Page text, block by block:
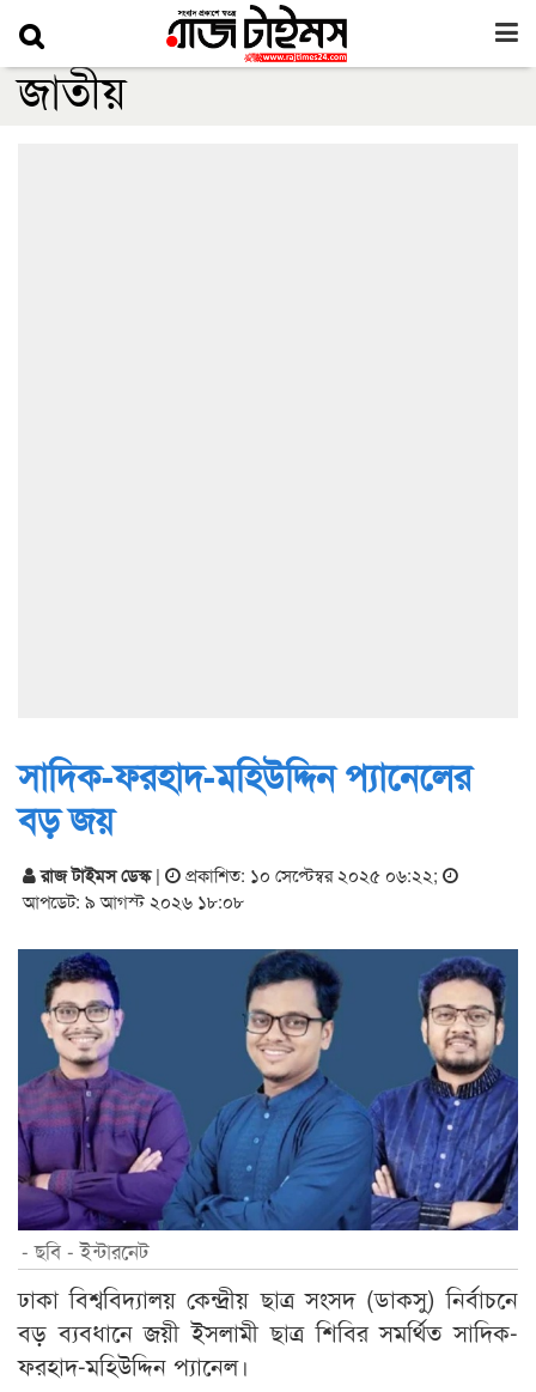
জাতীয়
সাদিক-ফরহাদ-মহিউদ্দিন প্যানেলের
বড় জয়
রাজ টাইমস ডেস্ক| প্রকাশিত: ১০ সেপ্টেম্বর ২০২৫ ০৬:২২;
আপডেট: ৯ আগস্ট ২০২৬ ১৮:০৮
- ছবি - ইন্টারনেট
ঢাকা বিশ্ববিদ্যালয় কেন্দ্রীয় ছাত্র সংসদ (ডাকসু) নির্বাচনে
বড় ব্যবধানে জয়ী ইসলামী ছাত্র শিবির সমর্থিত সাদিক-
ফরহাদ-মহিউদ্দিন প্যানেল।